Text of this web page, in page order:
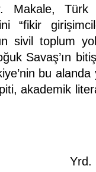
Makale, Türk
“fikir
sivil toplum
Savaş’ın
bu alanda
akademik
Yrd.